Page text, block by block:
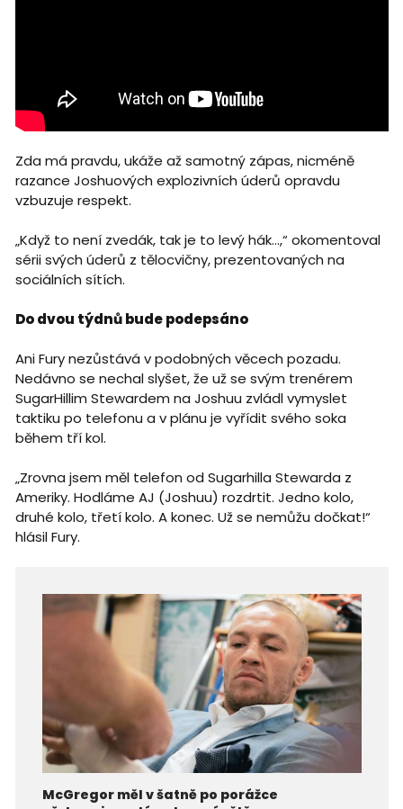
Zda má pravdu, ukáže až samotný zápas, nicméně
razance Joshuových explozivních úderů opravdu
vzbuzuje respekt.
„Když to není zvedák, tak je to levý hák...,“ okomentoval
sérii svých úderů z tělocvičny, prezentovaných na
sociálních sítích.
Do dvou týdnů bude podepsáno
Ani Fury nezůstává v podobných věcech pozadu.
Nedávno se nechal slyšet, že už se svým trenérem
SugarHillim Stewardem na Joshuu zvládl vymyslet
taktiku po telefonu a v plánu je vyřídit svého soka
během tří kol.
„Zrovna jsem měl telefon od Sugarhilla Stewarda z
Ameriky. Hodláme AJ (Joshuu) rozdrtit. Jedno kolo,
druhé kolo, třetí kolo. A konec. Už se nemůžu dočkat!“
hlásil Fury.
McGregor měl v šatně po porážce